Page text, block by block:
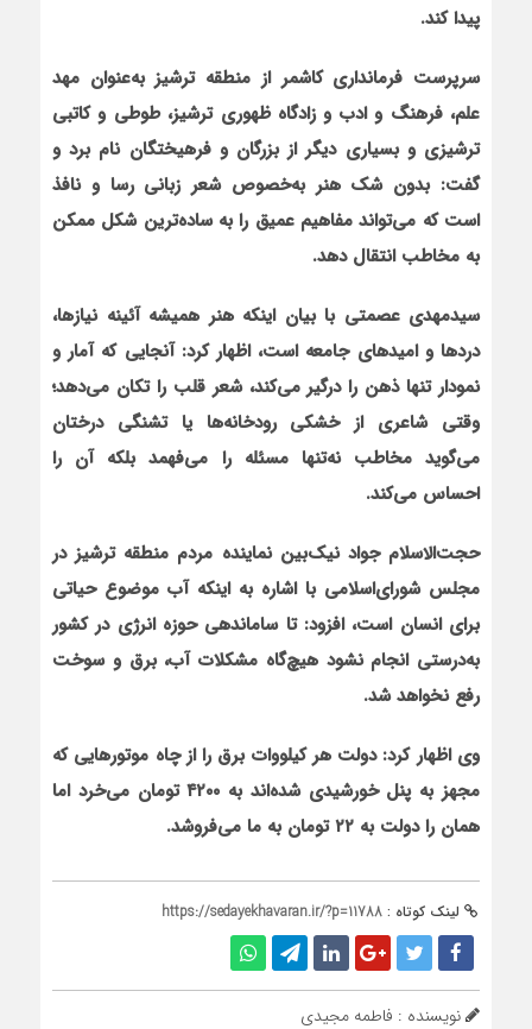
پیدا کند.
سرپرست فرمانداری کاشمر از منطقه ترشیز به‌عنوان مهد
علم، فرهنگ و ادب و زادگاه ظهوری ترشیز، طوطی و کاتبی
ترشیزی و بسیاری دیگر از بزرگان و فرهیختگان نام برد و
گفت: بدون شک هنر به‌خصوص شعر زبانی رسا و نافذ
است که می‌تواند مفاهیم عمیق را به ساده‌ترین شکل ممکن
به مخاطب انتقال دهد.
سیدمهدی عصمتی با بیان این‏که هنر همیشه آئینه نیازها،
دردها و امیدهای جامعه است، اظهار کرد: آنجایی که آمار و
نمودار تنها ذهن را درگیر می‌کند، شعر قلب را تکان می‌دهد؛
وقتی شاعری از خشکی رودخانه‌ها یا تشنگی درختان
می‌گوید مخاطب نه‌تنها مسئله را می‌فهمد بلکه آن را
احساس می‌کند.
حجت‌الاسلام جواد نیک‌بین نماینده مردم منطقه ترشیز در
مجلس شورای‌اسلامی با اشاره به این‏که آب موضوع حیاتی
برای انسان است، افزود: تا ساماندهی حوزه انرژی در کشور
به‌درستی انجام نشود هیچ‌گاه مشکلات آب، برق و سوخت
رفع نخواهد شد.
وی اظهار کرد: دولت هر کیلووات برق را از چاه موتورهایی که
مجهز به پنل خورشیدی شده‌اند به ۴۲۰۰ تومان می‌خرد اما
همان را دولت به ۲۲ تومان به ما می‌فروشد.
لینک کوتاه : https://sedayekhavaran.ir/?p=11788
نویسنده : فاطمه مجیدی